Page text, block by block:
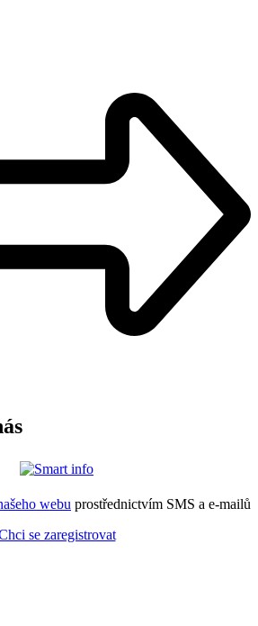
webu prostřednictvím SMS a e-mailů
se zaregistrovat